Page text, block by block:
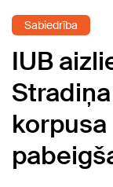
Sabiedrība
IUB